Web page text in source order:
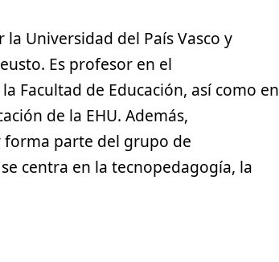
Universidad del País Vasco y
Es profesor en el
Facultad de Educación, así como en
de la EHU. Además,
forma parte del grupo de
centra en la tecnopedagogía, la